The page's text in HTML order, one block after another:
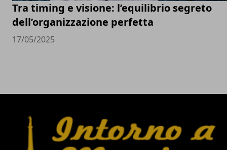
Tra timing e visione: l’equilibrio segreto
dell’organizzazione perfetta
17/05/2025